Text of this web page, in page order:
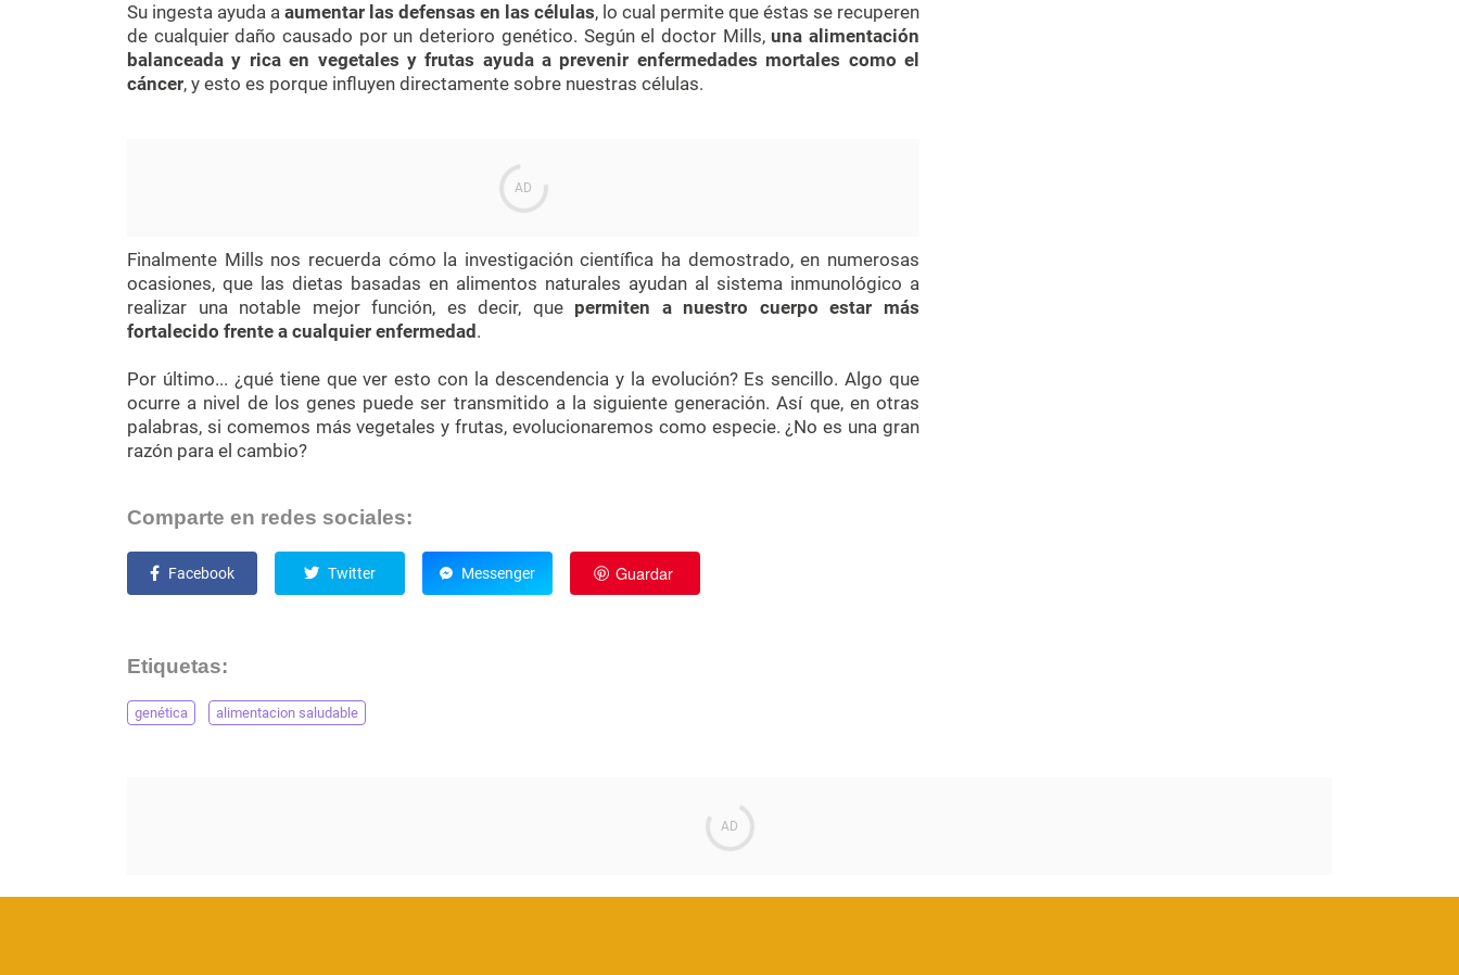
Su ingesta ayuda a aumentar las defensas en las células, lo cual permite que éstas se recuperen
de cualquier daño causado por un deterioro genético. Según el doctor Mills,una alimentación
balanceada y rica en vegetales y frutas ayuda a prevenir enfermedades mortales como el
cáncer, y esto es porque influyen directamente sobre nuestras células.
Finalmente Mills nos recuerda cómo la investigación científica ha demostrado, en numerosas
ocasiones, que las dietas basadas en alimentos naturales ayudan al sistema inmunológico a
realizar una notable mejor función, es decir, que permiten a nuestro cuerpo estar más
fortalecido frente a cualquier enfermedad .
Por último... ¿qué tiene que ver esto con la descendencia y la evolución? Es sencillo. Algo que
ocurre a nivel de los genes puede ser transmitido a la siguiente generación. Así que, en otras
palabras, si comemos más vegetales y frutas, evolucionaremos como especie. ¿No es una gran
razón para el cambio?
Comparte en redes sociales:
Facebook Twitter Messenger Guardar
Etiquetas:
genética alimentacion saludable